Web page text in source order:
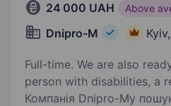
24 000 UAH Above
Dnipro-M Kyiv,
Full-time. We are also
person with disabilities, a
Компанія Dnipro-Mу